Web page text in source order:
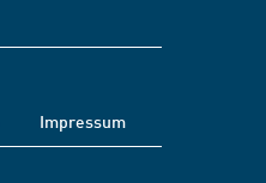
Impressum